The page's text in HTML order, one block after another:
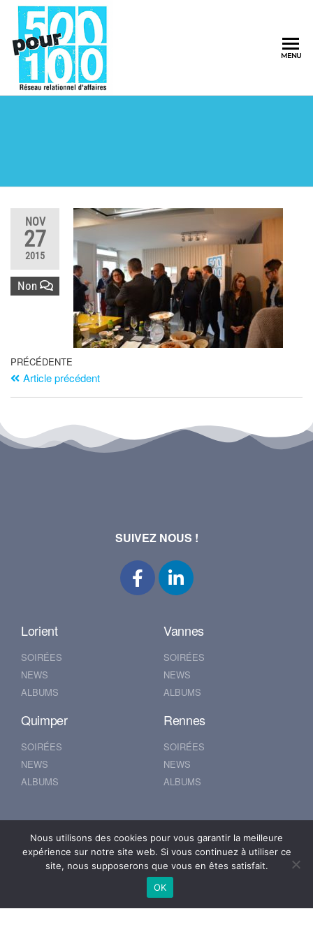
MENU
NOV
27
2015
Non
PRÉCÉDENTE
Article précédent
SUIVEZ NOUS !
Lorient
SOIRÉES
NEWS
ALBUMS
Vannes
SOIRÉES
NEWS
ALBUMS
Quimper
SOIRÉES
NEWS
ALBUMS
Rennes
SOIRÉES
NEWS
ALBUMS
Nantes
SOIRÉES
SOIRÉES
NEWS
ALBUMS
Nous utilisons des cookies pour vous garantir la meilleure
expérience sur notre site web. Si vous continuez à utiliser ce
site, nous supposerons que vous en êtes satisfait.
OK